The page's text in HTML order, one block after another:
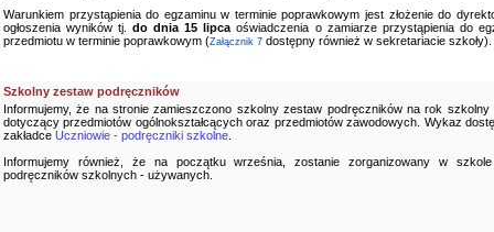
Warunkiem przystąpienia do egzaminu w terminie poprawkowym jest złożenie do
ogłoszenia wyników tj.do dnia 15 lipca oświadczenia o zamiarze przystąpienia do
przedmiotu w terminie poprawkowym (Załącznik 7 dostępny również w sekretariacie szkoły).
Szkolny zestaw podręczników
Informujemy, że na stronie zamieszczono szkolny zestaw podręczników na rok szkolny
dotyczący przedmiotów ogólnokształcących oraz przedmiotów zawodowych. Wykaz
zakładce Uczniowie - podręczniki szkolne
Informujemy również, że na początku września, zostanie zorganizowany w
podręczników szkolnych - używanych.